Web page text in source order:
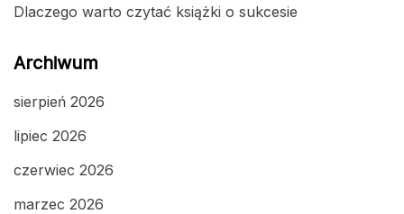
Dlaczego warto czytać książki o sukcesie
Archiwum
sierpień 2026
lipiec 2026
czerwiec 2026
marzec 2026